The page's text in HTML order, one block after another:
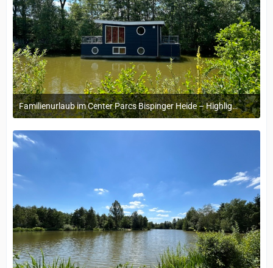
Familienurlaub im Center Parcs Bispinger Heide – Highlights & Erinnerungen
22. November 2024 um 14:13